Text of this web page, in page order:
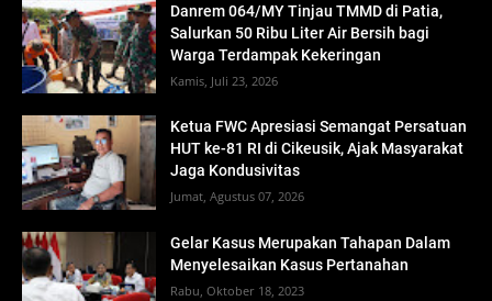
Danrem 064/MY Tinjau TMMD di Patia,
Salurkan 50 Ribu Liter Air Bersih bagi
Warga Terdampak Kekeringan
Kamis, Juli 23, 2026
Ketua FWC Apresiasi Semangat Persatuan
HUT ke-81 RI di Cikeusik, Ajak Masyarakat
Jaga Kondusivitas
Jumat, Agustus 07, 2026
Gelar Kasus Merupakan Tahapan Dalam
Menyelesaikan Kasus Pertanahan
Rabu, Oktober 18, 2023